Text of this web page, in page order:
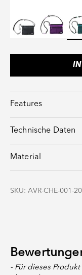
Features
Technische Daten
Material
SKU: AVR-CHE-001-
- Für dieses
New content